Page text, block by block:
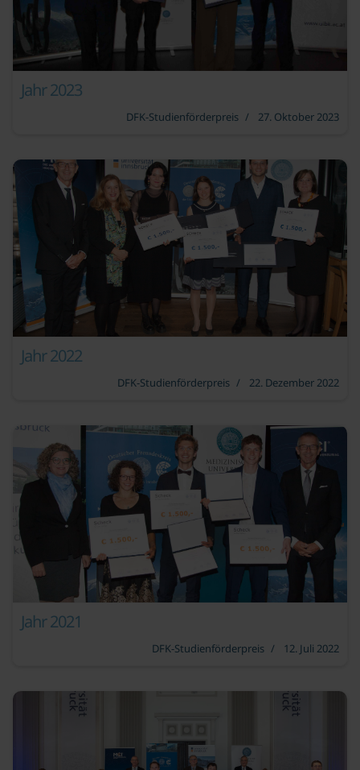
Jahr 2023
DFK-Studienförderpreis 27. Oktober 2023
Jahr 2022
DFK-Studienförderpreis 22. Dezember 2022
Jahr 2021
DFK-Studienförderpreis 12. Juli 2022